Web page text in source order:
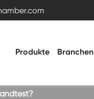
Produkte Branchen